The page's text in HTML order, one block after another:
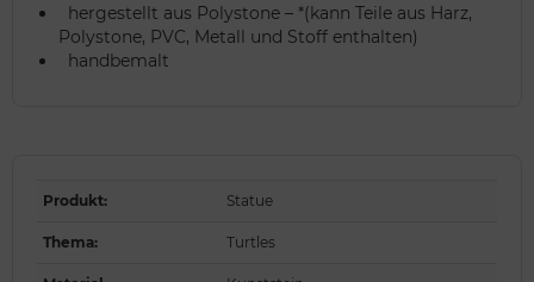
hergestellt aus Polystone – *(kann Teile aus Harz,
Polystone, PVC, Metall und Stoff enthalten)
handbemalt
Produkt: Statue
Thema: Turtles